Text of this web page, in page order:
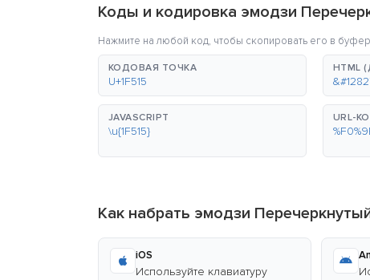
Коды и кодировка эмодзи
Нажмите на любой код, чтобы скопировать его в
КОДОВАЯ ТОЧКА
U+1F515
HTML
JAVASCRIPT
\u{1F515}
URL-
Как набрать эмодзи
iOS
Используйте клавиатуру